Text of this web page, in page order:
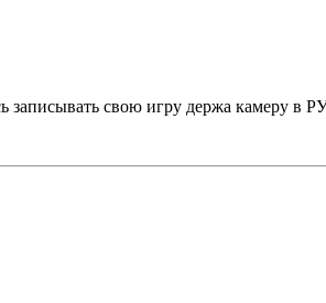
записывать свою игру держа камеру в